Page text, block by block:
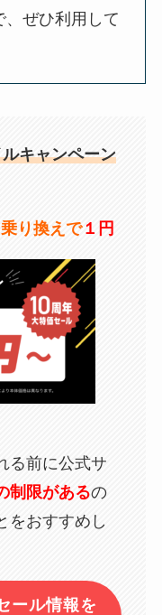
、ぜひ利用して
キャンペーン
り換えで１円
る前に公式サ
制限があるの
をおすすめし
ール情報を